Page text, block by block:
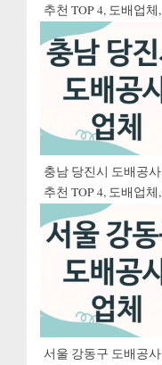
추천 TOP 4, 도배업체
충남 당진시 도배공
추천 TOP 4, 도배업체
서울 강동구 도배공